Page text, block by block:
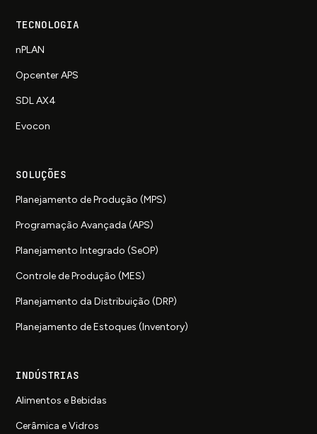
TECNOLOGIA
nPLAN
Opcenter APS
SDL AX4
Evocon
SOLUÇÕES
Planejamento de Produção (MPS)
Programação Avançada (APS)
Planejamento Integrado (SeOP)
Controle de Produção (MES)
Planejamento da Distribuição (DRP)
Planejamento de Estoques (Inventory)
INDÚSTRIAS
Alimentos e Bebidas
Cerâmica e Vidros